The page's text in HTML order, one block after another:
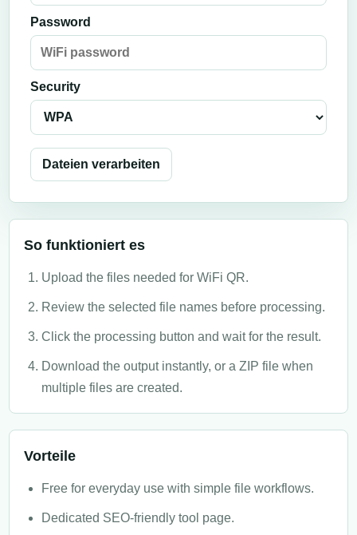
Password
Security
Dateien verarbeiten
So funktioniert es
Upload the files needed for WiFi QR.
Review the selected file names before processing.
Click the processing button and wait for the result.
Download the output instantly, or a ZIP file when
multiple files are created.
Vorteile
Free for everyday use with simple file workflows.
Dedicated SEO-friendly tool page.